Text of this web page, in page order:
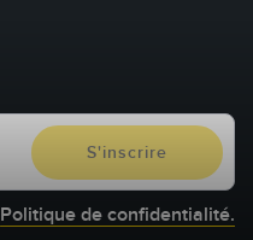
Politique de confidentialité.